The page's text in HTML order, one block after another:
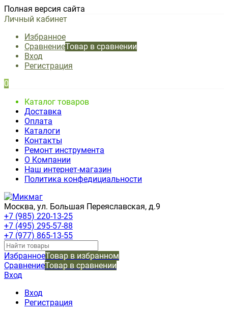
Полная версия сайта
Личный кабинет
Избранное
СравнениеТовар в сравнении
Вход
Регистрация
0
Каталог товаров
Доставка
Оплата
Каталоги
Контакты
Ремонт инструмента
О Компании
Наш интернет-магазин
Политика конфедициальности
Москва, ул. Большая Переяславская, д.9
+7 (985) 220-13-25
+7 (495) 295-57-88
+7 (977) 865-13-55
ИзбранноеТовар в избранном
СравнениеТовар в сравнении
Вход
Вход
Регистрация